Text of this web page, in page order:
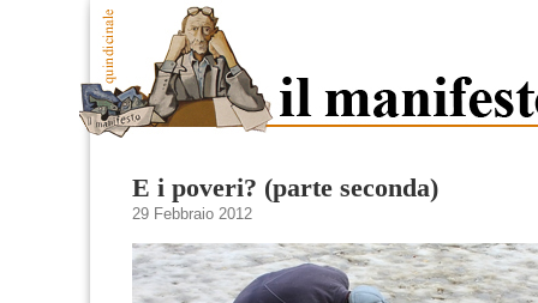
E i poveri? (parte seconda)
29 Febbraio 2012